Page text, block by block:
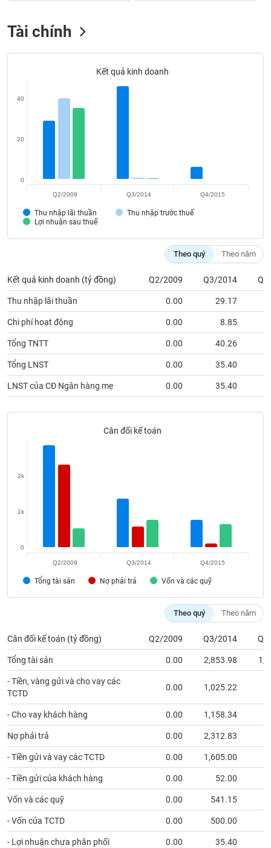
Tài chính
Kết quả kinh doanh
Thu nhập lãi thuần
Thu nhập trước thuế
Lợi nhuận sau thuế
0
20
40
Q2/2009 Q3/2014 Q4/2015
Theo quý Theo năm
Kết quả kinh doanh (tỷ đồng) Q2/2009 Q3/2014
Thu nhập lãi thuần 0.00 29.17
Chi phí hoạt động 0.00 8.85
Tổng TNTT 0.00 40.26
Tổng LNST 0.00 35.40
LNST của CĐ Ngân hàng mẹ 0.00 35.40
Cân đối kế toán
Tổng tài sản Nợ phải trả Vốn và các quỹ
0
1k
2k
Q2/2009 Q3/2014 Q4/2015
Theo quý Theo năm
Cân đối kế toán (tỷ đồng) Q2/2009 Q3/2014
Tổng tài sản 0.00 2,853.98
- Tiền, vàng gửi và cho vay các
TCTD
0.00 1,025.22
- Cho vay khách hàng 0.00 1,158.34
Nợ phải trả 0.00 2,312.83
- Tiền gửi và vay các TCTD 0.00 1,605.00
- Tiền gửi của khách hàng 0.00 52.00
Vốn và các quỹ 0.00 541.15
- Vốn của TCTD 0.00 500.00
- Lợi nhuận chưa phân phối 0.00 35.40
SÓC
KHỎE
CHÍNH
NGHỆ
THÔNG
VỤ
TRUYỀN
THÔNG
TIỆN
ÍCH
ĐỘNG
khoán
Tất cả Cổ phiếu Chỉ số Chứng chỉ quỹ
Lãnh
(-)
Người liên quan Cổ đông lớn
Tin
tức
(-)
Bài
viết
của
tác
giả
(-)
Báo
cáo
phân
tích
(-)